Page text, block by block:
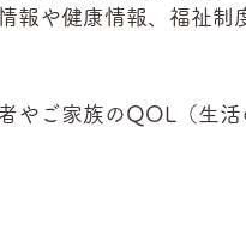
報や健康情報、福祉制
やご家族のQOL（生